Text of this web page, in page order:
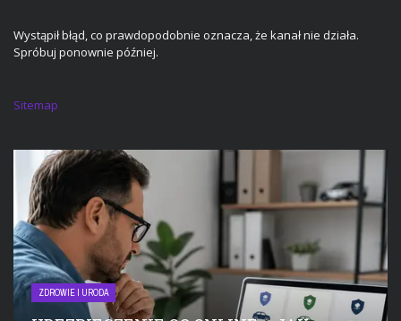
Wystąpił błąd, co prawdopodobnie oznacza, że kanał nie działa.
Spróbuj ponownie później.
Sitemap
ZDROWIE I URODA